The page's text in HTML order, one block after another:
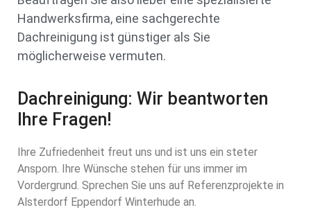
Handwerksfirma, eine sachgerechte
Dachreinigung ist günstiger als Sie
möglicherweise vermuten.
Dachreinigung: Wir beantworten
Ihre Fragen!
Ihre Zufriedenheit freut uns und ist uns ein steter
Ansporn. Ihre Wünsche stehen für uns immer im
Vordergrund. Sprechen Sie uns auf Referenzprojekte in
Alsterdorf Eppendorf Winterhude an.